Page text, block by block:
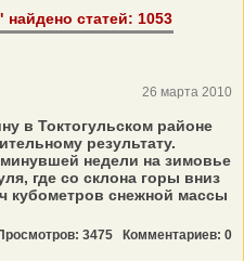
статей: 1053
26 марта 2010
в Токтогульском районе
результату.
недели на зимовье
где со склона горы вниз
кубометров снежной массы
3475 Комментариев: 0